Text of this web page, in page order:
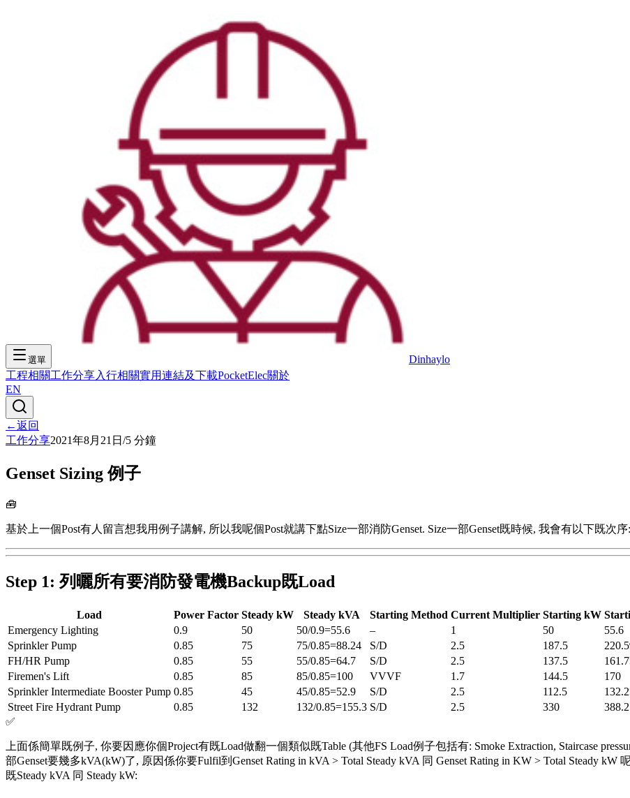
選單
Dinhaylo
工程相關工作分享入行相關實用連結及下載PocketElec關於
EN
←返回
工作分享2021年8月21日 /5 分鐘
Genset Sizing 例子
🧰
基於上一個Post有人留言想我用例子講解, 所以我呢個Post就講下點Size一部消防Genset. Size一部Genset既時候, 我會有以下既次序:
Step 1: 列曬所有要消防發電機Backup既Load
Load Power Factor Steady kW Steady kVA Starting Method Current Multiplier Starting kW
Emergency Lighting
0.9 50 50/0.9=55.6 – 1 50
55.6
Sprinkler Pump
0.85 75 75/0.85=88.24 S/D 2.5 187.5
FH/HR Pump
0.85 55 55/0.85=64.7 S/D 2.5 137.5
Firemen's Lift
0.85 85 85/0.85=100 VVVF 1.7 144.5
170
Sprinkler Intermediate Booster Pump 0.85 45 45/0.85=52.9 S/D 2.5 112.5
Street Fire Hydrant Pump
0.85 132 132/0.85=155.3 S/D 2.5 330
388.2
✅
上面係簡單既例子, 你要因應你個Project有既Load做翻一個類似既Table (其他FS Load例子包括有: Smoke Extraction, Staircase
部Genset要幾多kVA(kW)了, 原因係你要Fulfil到Genset Rating in kVA > Total Steady kVA 同 Genset Rating in KW > Total Steady
既Steady kVA 同 Steady kW: